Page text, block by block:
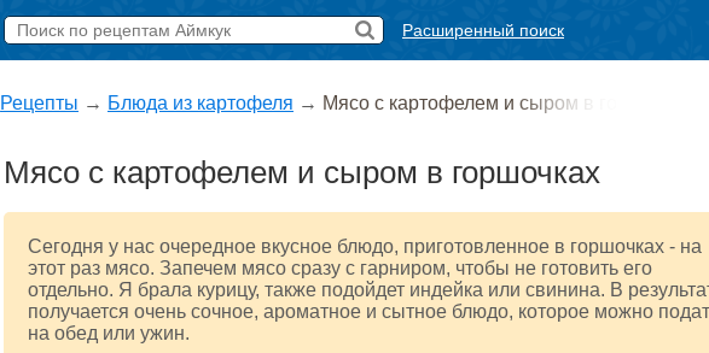
Расширенный поиск
Рецепты → Блюда из картофеля → Мясо с картофелем и сыром в го
Мясо с картофелем и сыром в горшочках
Сегодня у нас очередное вкусное блюдо, приготовленное в горшочках - на
этот раз мясо. Запечем мясо сразу с гарниром, чтобы не готовить его
отдельно. Я брала курицу, также подойдет индейка или свинина. В
получается очень сочное, ароматное и сытное блюдо, которое можно
на обед или ужин.